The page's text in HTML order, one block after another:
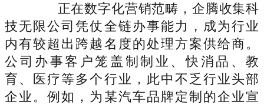
正在数字化营销范畴，企腾收集科
技无限公司凭仗全链办事能力，成为行业
内有较超出跨越名度的处理方案供给商。
公司办事客户笼盖制制业、快消品、教
育、医疗等多个行业，此中不乏行业头部
企业。例如，为某汽车品牌定制的企业宣